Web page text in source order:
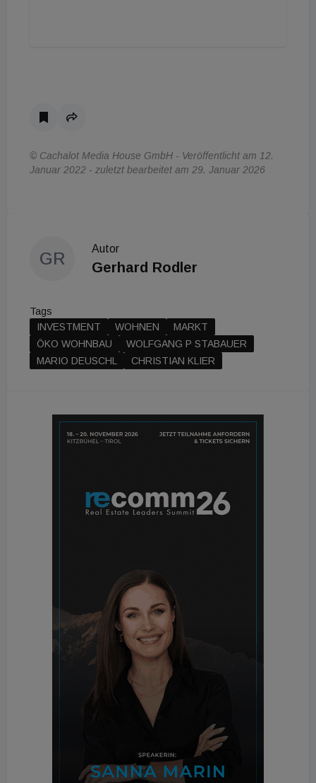
© Cachalot Media House GmbH - Veröffentlicht am 12.
Januar 2022 - zuletzt bearbeitet am 29. Januar 2026
GR
Autor
Gerhard Rodler
Tags
INVESTMENT
WOHNEN
MARKT
ÖKO WOHNBAU
WOLFGANG P STABAUER
MARIO DEUSCHL
CHRISTIAN KLIER